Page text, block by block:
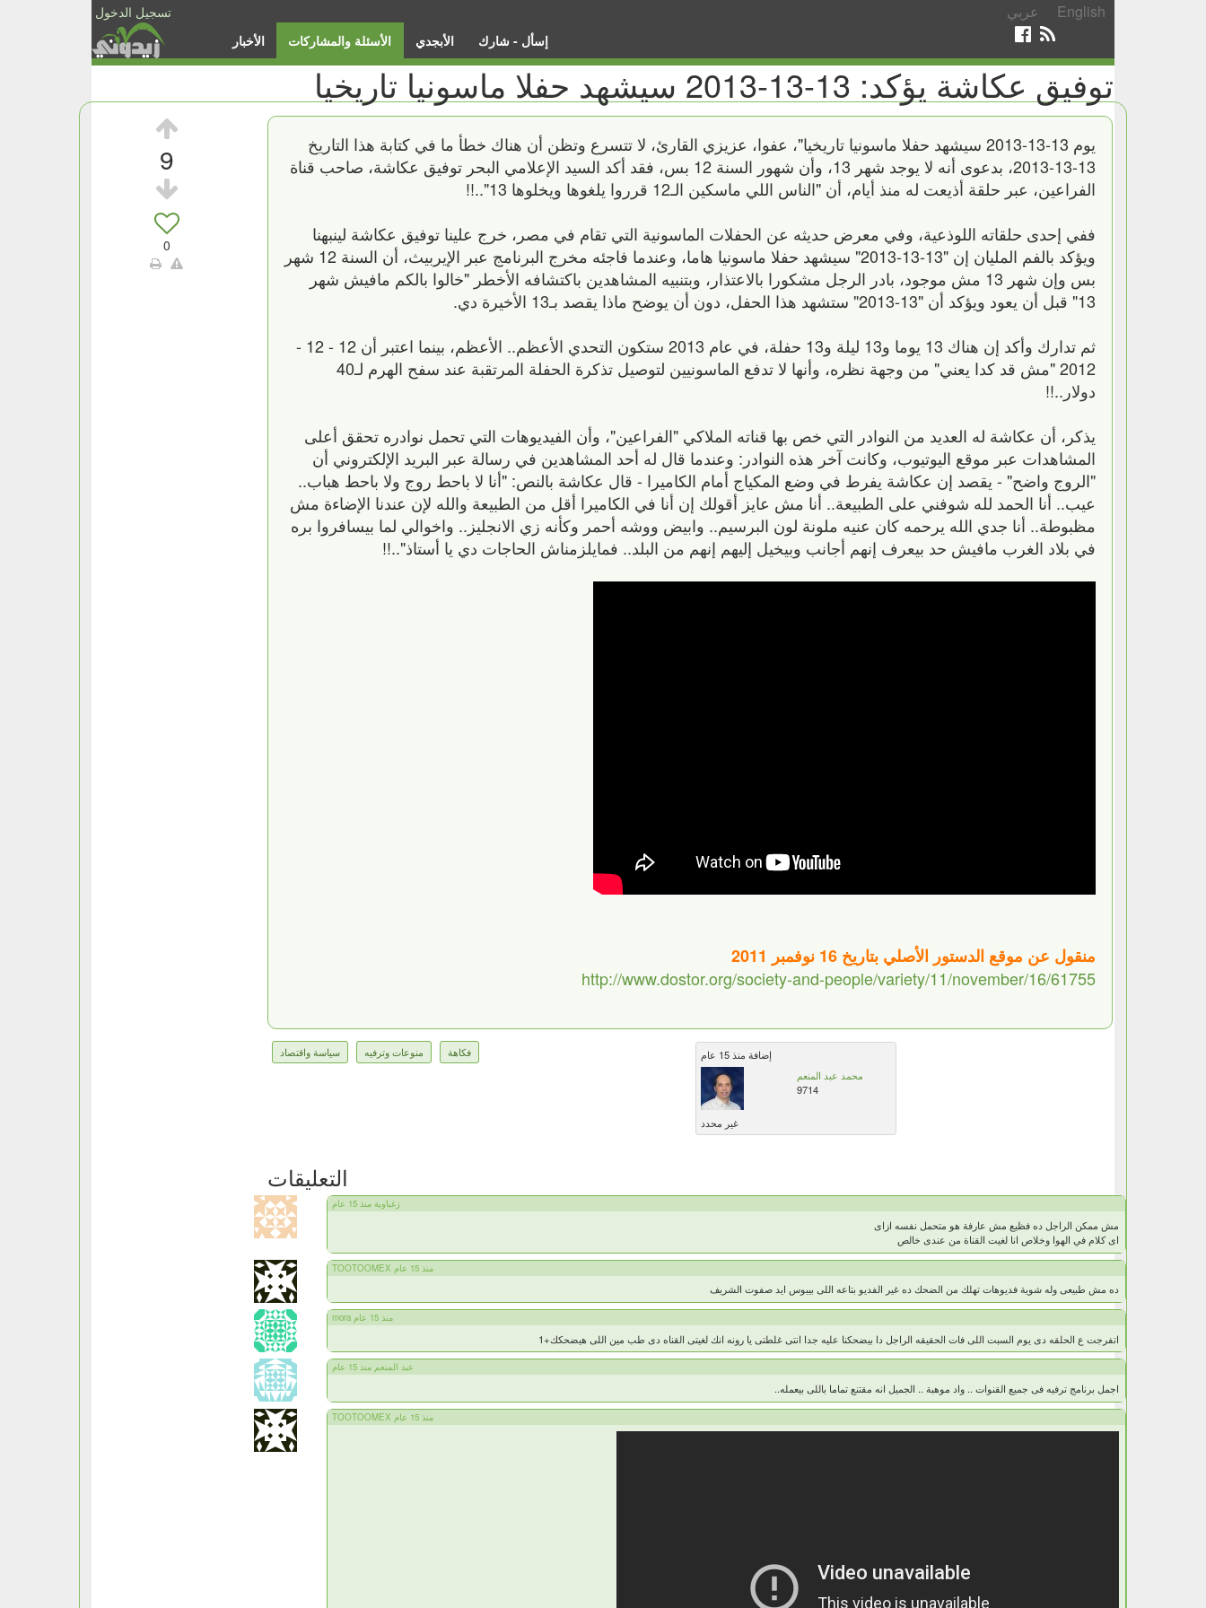
تسجيل الدخول عربي English
الأخبار الأسئلة والمشاركات الأبجدي إسأل - شارك
توفيق عكاشة يؤكد: 13-13-2013 سيشهد حفلا ماسونيا تاريخيا
9
0
يوم 13-13-2013 سيشهد حفلا ماسونيا تاريخيا"، عفوا، عزيزي القارئ، لا تتسرع وتظن أن هناك خطأ ما في كتابة هذا التاريخ
13-13-2013، بدعوى أنه لا يوجد شهر 13، وأن شهور السنة 12 بس، فقد أكد السيد الإعلامي البحر توفيق عكاشة، صاحب قناة
الفراعين، عبر حلقة أذيعت له منذ أيام، أن "الناس اللي ماسكين الـ12 قرروا يلغوها ويخلوها 13"..!!
ففي إحدى حلقاته اللوذعية، وفي معرض حديثه عن الحفلات الماسونية التي تقام في مصر، خرج علينا توفيق عكاشة لينبهنا
ويؤكد بالفم المليان إن "13-13-2013" سيشهد حفلا ماسونيا هاما، وعندما فاجئه مخرج البرنامج عبر الإيربيث، أن السنة 12 شهر
بس وإن شهر 13 مش موجود، بادر الرجل مشكورا بالاعتذار، وبتنبيه المشاهدين باكتشافه الأخطر "خالوا بالكم مافيش شهر
13" قبل أن يعود ويؤكد أن "13-2013" ستشهد هذا الحفل، دون أن يوضح ماذا يقصد بـ13 الأخيرة دي.
ثم تدارك وأكد إن هناك 13 يوما و13 ليلة و13 حفلة، في عام 2013 ستكون التحدي الأعظم.. الأعظم، بينما اعتبر أن 12 - 12 -
2012 "مش قد كدا يعني" من وجهة نظره، وأنها لا تدفع الماسونيين لتوصيل تذكرة الحفلة المرتقبة عند سفح الهرم لـ40
دولار..!!
يذكر، أن عكاشة له العديد من النوادر التي خص بها قناته الملاكي "الفراعين"، وأن الفيديوهات التي تحمل نوادره تحقق أعلى
المشاهدات عبر موقع اليوتيوب، وكانت آخر هذه النوادر: وعندما قال له أحد المشاهدين في رسالة عبر البريد الإلكتروني أن
"الروج واضح" - يقصد إن عكاشة يفرط في وضع المكياج أمام الكاميرا - قال عكاشة بالنص: "أنا لا باحط روج ولا باحط هباب..
عيب.. أنا الحمد لله شوفني على الطبيعة.. أنا مش عايز أقولك إن أنا في الكاميرا أقل من الطبيعة والله لإن عندنا الإضاءة مش
مظبوطة.. أنا جدي الله يرحمه كان عنيه ملونة لون البرسيم.. وابيض ووشه أحمر وكأنه زي الانجليز.. واخوالي لما بيسافروا بره
في بلاد الغرب مافيش حد بيعرف إنهم أجانب وبيخيل إليهم إنهم من البلد.. فمايلزمناش الحاجات دي يا أستاذ"..!!
منقول عن موقع الدستور الأصلي بتاريخ 16 نوفمبر 2011
http://www.dostor.org/society-and-people/variety/11/november/16/61755
فكاهة منوعات وترفيه سياسة واقتصاد
إضافة منذ 15 عام
محمد عبد المنعم
9714
غير محدد
التعليقات
زغباوية منذ 15 عام
مش ممكن الراجل ده فظيع مش عارفة هو متحمل نفسه ازاى
اى كلام في الهوا وخلاص انا لغيت القناة من عندى خالص
TOOTOOMEX منذ 15 عام
ده مش طبيعى وله شوية فديوهات تهلك من الضحك ده غير الفديو بتاعه اللى بيبوس ايد صفوت الشريف
mora منذ 15 عام
اتفرجت ع الحلقه دى يوم السبت اللى فات الحقيقه الراجل دا بيضحكنا عليه جدا انتى غلطتى يا رونه انك لغيتى القناه دى طب مين اللى هيضحكك+1
عبد المنعم منذ 15 عام
اجمل برنامج ترفيه فى جميع القنوات .. واد موهبة .. الجميل انه مقتنع تماما باللى بيعمله..
TOOTOOMEX منذ 15 عام